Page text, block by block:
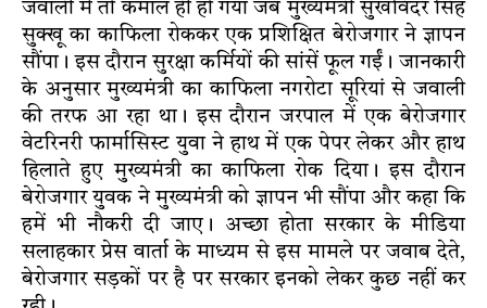
जवाली में तो कमाल ही हो गया जब मुख्यमंत्री सुखविंदर सिंह
सुक्खू का काफिला रोककर एक प्रशिक्षित बेरोजगार ने ज्ञापन
सौंपा। इस दौरान सुरक्षा कर्मियों की सांसें फूल गईं। जानकारी
के अनुसार मुख्यमंत्री का काफिला नगरोटा सूरियां से जवाली
की तरफ आ रहा था। इस दौरान जरपाल में एक बेरोजगार
वेटरिनरी फार्मासिस्ट युवा ने हाथ में एक पेपर लेकर और हाथ
हिलाते हुए मुख्यमंत्री का काफिला रोक दिया। इस दौरान
बेरोजगार युवक ने मुख्यमंत्री को ज्ञापन भी सौंपा और कहा कि
हमें भी नौकरी दी जाए। अच्छा होता सरकार के मीडिया
सलाहकार प्रेस वार्ता के माध्यम से इस मामले पर जवाब देते,
बेरोजगार सड़कों पर है पर सरकार इनको लेकर कुछ नहीं कर